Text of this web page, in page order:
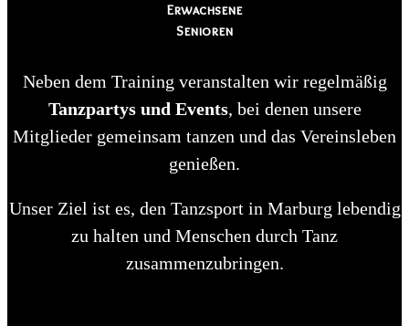
Erwachsene
Senioren
Neben dem Training veranstalten wir regelmäßig
Tanzpartys und Events, bei denen unsere
Mitglieder gemeinsam tanzen und das Vereinsleben
genießen.
Unser Ziel ist es, den Tanzsport in Marburg lebendig
zu halten und Menschen durch Tanz
zusammenzubringen.